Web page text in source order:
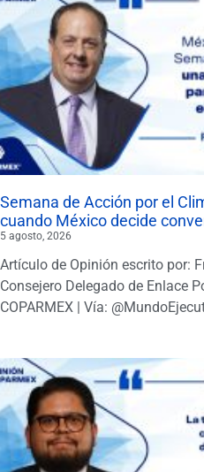
Semana de Acción por el
cuando México decide
5 agosto, 2026
Artículo de Opinión escrito por:
Consejero Delegado de Enlace
COPARMEX | Vía: